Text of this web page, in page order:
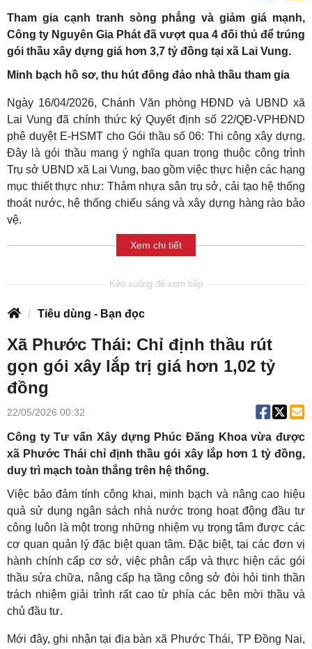
Tham gia cạnh tranh sòng phẳng và giảm giá mạnh,
Công ty Nguyên Gia Phát đã vượt qua 4 đối thủ để trúng
gói thầu xây dựng giá hơn 3,7 tỷ đồng tại xã Lai Vung.
Minh bạch hồ sơ, thu hút đông đảo nhà thầu tham gia
Ngày 16/04/2026, Chánh Văn phòng HĐND và UBND xã
Lai Vung đã chính thức ký Quyết định số 22/QĐ-VPHĐND
phê duyệt E-HSMT cho Gói thầu số 06: Thi công xây dựng.
Đây là gói thầu mang ý nghĩa quan trọng thuộc công trình
Trụ sở UBND xã Lai Vung, bao gồm việc thực hiện các hạng
mục thiết thực như: Thảm nhựa sân trụ sở, cải tạo hệ thống
thoát nước, hệ thống chiếu sáng và xây dựng hàng rào bảo
vệ.
Xem chi tiết
Tiêu dùng - Bạn đọc
Xã Phước Thái: Chỉ định thầu rút
gọn gói xây lắp trị giá hơn 1,02 tỷ
đồng
22/05/2026 00:32
Công ty Tư vấn Xây dựng Phúc Đăng Khoa vừa được
xã Phước Thái chỉ định thầu gói xây lắp hơn 1 tỷ đồng,
duy trì mạch toàn thắng trên hệ thống.
Việc bảo đảm tính công khai, minh bạch và nâng cao hiệu
quả sử dụng ngân sách nhà nước trong hoạt động đầu tư
công luôn là một trong những nhiệm vụ trọng tâm được các
cơ quan quản lý đặc biệt quan tâm. Đặc biệt, tại các đơn vị
hành chính cấp cơ sở, việc phân cấp và thực hiện các gói
thầu sửa chữa, nâng cấp hạ tầng công sở đòi hỏi tinh thần
trách nhiệm giải trình rất cao từ phía các bên mời thầu và
chủ đầu tư.
Mới đây, ghi nhận tại địa bàn xã Phước Thái, TP Đồng Nai,